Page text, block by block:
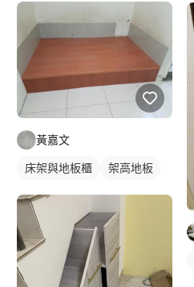
黃嘉文
床架與地板櫃 架高地板